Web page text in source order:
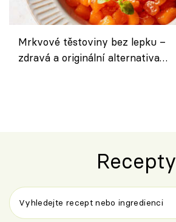
Mrkvové těstoviny bez lepku –
zdravá a originální alternativa
Recepty